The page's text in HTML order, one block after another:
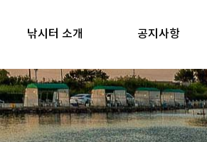
낚시터 소개 공지사항